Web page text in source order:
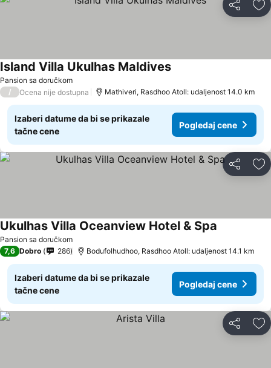
Deli
Pansion sa doručkom
Island Villa Ukulhas Maldives
/ Ocena nije dostupna Mathiveri, Rasdhoo Atoll: udaljenost 14.0 km
Izaberi datume da bi se prikazale
tačne cene
Pogledaj cene
Deli
Pansion sa doručkom
Ukulhas Villa Oceanview Hotel & Spa
7,6 Dobro 286 Bodufolhudhoo, Rasdhoo Atoll: udaljenost 14.1 km
Izaberi datume da bi se prikazale
tačne cene
Pogledaj cene
Deli